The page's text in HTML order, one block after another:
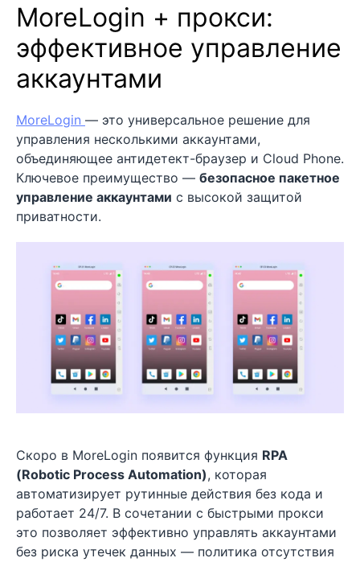
MoreLogin + прокси:
эффективное управление
аккаунтами
MoreLogin — это универсальное решение для
управления несколькими аккаунтами,
объединяющее антидетект-браузер и Cloud Phone.
Ключевое преимущество — безопасное пакетное
управление аккаунтами с высокой защитой
приватности.
Скоро в MoreLogin появится функция RPA
(Robotic Process Automation), которая
автоматизирует рутинные действия без кода и
работает 24/7. В сочетании с быстрыми прокси
это позволяет эффективно управлять аккаунтами
без риска утечек данных — политика отсутствия